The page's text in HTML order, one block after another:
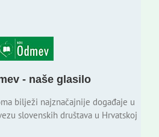
- naše glasilo
bilježi najznačajnije događaje u
slovenskih društava u Hrvatskoj